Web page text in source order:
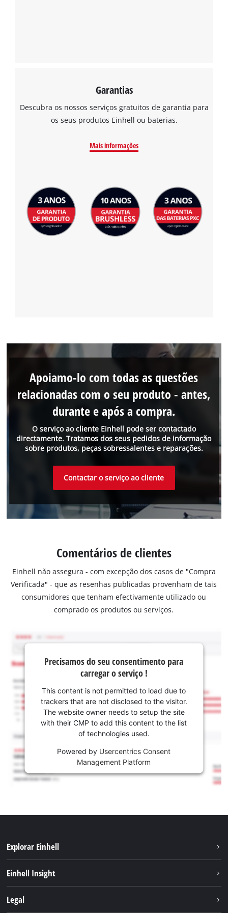
Garantias
Descubra os nossos serviços gratuitos de garantia para
os seus produtos Einhell ou baterias.
Mais informações
O serviço ao cliente Einhell pode ser contactado
directamente. Tratamos dos seus pedidos de informação
sobre produtos, peças sobressalentes e reparações.
Apoiamo-lo com todas as questões
relacionadas com o seu produto - antes,
durante e após a compra.
Contactar o serviço ao cliente
Comentários de clientes
Einhell não assegura - com excepção dos casos de "Compra
Verificada" - que as resenhas publicadas provenham de tais
consumidores que tenham efectivamente utilizado ou
comprado os produtos ou serviços.
Precisamos do seu consentimento para
carregar o serviço !
This content is not permitted to load due to
trackers that are not disclosed to the visitor.
The website owner needs to setup the site
with their CMP to add this content to the list
of technologies used.
Powered by Usercentrics Consent
Management Platform
Explorar Einhell
Serviço
Einhell Insight
Legal